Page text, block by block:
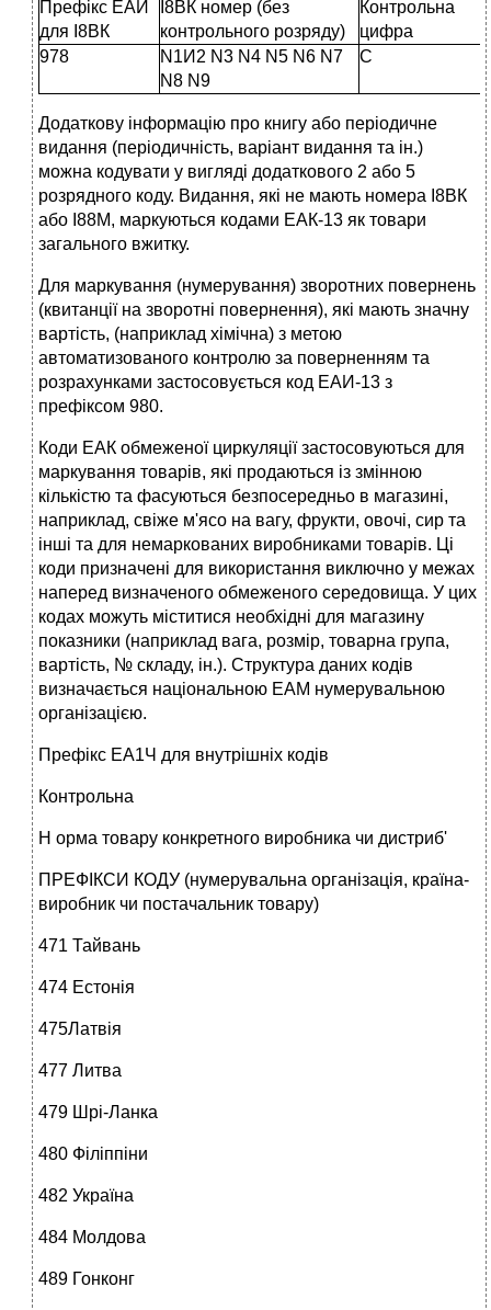
Префікс ЕАИ
для І8ВК
І8ВК номер (без
контрольного розряду)
Контрольна
цифра
978
N1И2 N3 N4 N5 N6 N7
N8 N9
С
Додаткову інформацію про книгу або періодичне
видання (періодичність, варіант видання та ін.)
можна кодувати у вигляді додаткового 2 або 5
розрядного коду. Видання, які не мають номера І8ВК
або І88М, маркуються кодами ЕАК-13 як товари
загального вжитку.
Для маркування (нумерування) зворотних повернень
(квитанції на зворотні повернення), які мають значну
вартість, (наприклад хімічна) з метою
автоматизованого контролю за поверненням та
розрахунками застосовується код ЕАИ-13 з
префіксом 980.
Коди ЕАК обмеженої циркуляції застосовуються для
маркування товарів, які продаються із змінною
кількістю та фасуються безпосередньо в магазині,
наприклад, свіже м'ясо на вагу, фрукти, овочі, сир та
інші та для немаркованих виробниками товарів. Ці
коди призначені для використання виключно у межах
наперед визначеного обмеженого середовища. У цих
кодах можуть міститися необхідні для магазину
показники (наприклад вага, розмір, товарна група,
вартість, № складу, ін.). Структура даних кодів
визначається національною ЕАМ нумерувальною
організацією.
Префікс ЕА1Ч для внутрішніх кодів
Контрольна
Н орма товару конкретного виробника чи дистриб'
ПРЕФІКСИ КОДУ (нумерувальна організація, країна-
виробник чи постачальник товару)
471 Тайвань
474 Естонія
475Латвія
477 Литва
479 Шрі-Ланка
480 Філіппіни
482 Україна
484 Молдова
489 Гонконг